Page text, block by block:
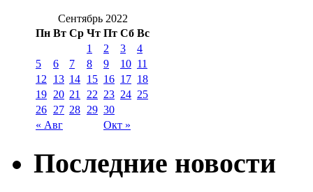
Сентябрь 2022
Пн Вт Ср Чт Пт Сб Вс
« Авг Окт »
1 2 3
4
5
6 7 8 9 10 11
12
13 14 15 16 17 18
19 20 21 22 23 24 25
26 27 28 29 30
Последние новости